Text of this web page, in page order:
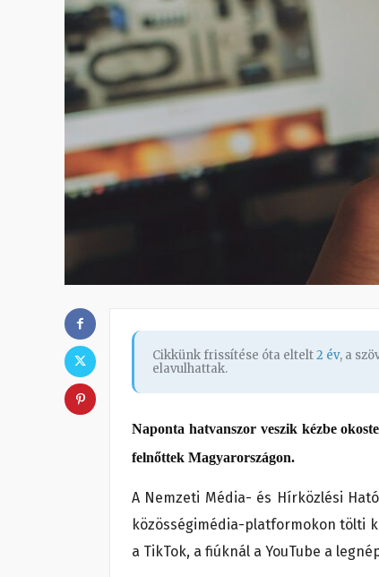
Cikkünk frissítése óta eltelt2 év, a
elavulhattak.
Naponta hatvanszor veszik kézbe
felnőttek Magyarországon.
A Nemzeti Média- és Hírközlési
közösségimédia-platformokon tölti
a TikTok, a fiúknál a YouTube a